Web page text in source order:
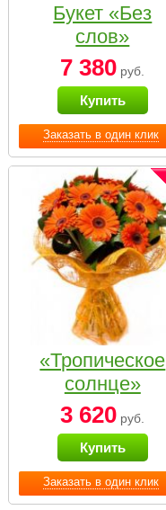
Заказать в один клик
Букет «Без
слов»
7 380 руб.
Купить
Заказать в один клик
«Тропическое
солнце»
3 620 руб.
Купить